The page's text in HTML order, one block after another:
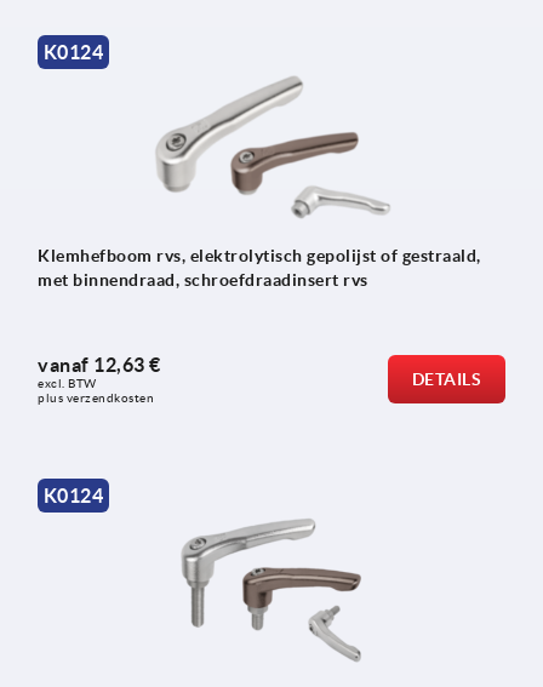
K0124
Klemhefboom rvs, elektrolytisch gepolijst of gestraald,
met binnendraad, schroefdraadinsert rvs
vanaf 12,63 €
excl. BTW
plus verzendkosten
DETAILS
K0124